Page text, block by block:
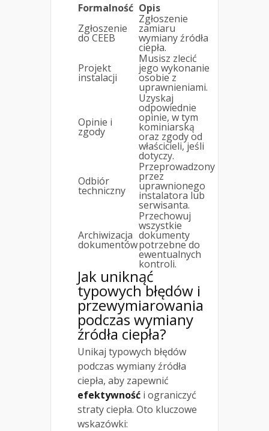
Formalność Opis
Zgłoszenie
do CEEB
Zgłoszenie
zamiaru
wymiany źródła
ciepła.
Projekt
instalacji
Musisz zlecić
jego wykonanie
osobie z
uprawnieniami.
Opinie i
zgody
Uzyskaj
odpowiednie
opinie, w tym
kominiarską
oraz zgody od
właścicieli, jeśli
dotyczy.
Odbiór
techniczny
Przeprowadzony
przez
uprawnionego
instalatora lub
serwisanta.
Archiwizacja
dokumentów
Przechowuj
wszystkie
dokumenty
potrzebne do
ewentualnych
kontroli.
Jak uniknąć
typowych błędów i
przewymiarowania
podczas wymiany
źródła ciepła?
Unikaj typowych błędów
podczas wymiany źródła
ciepła, aby zapewnić
efektywność i ograniczyć
straty ciepła. Oto kluczowe
wskazówki: